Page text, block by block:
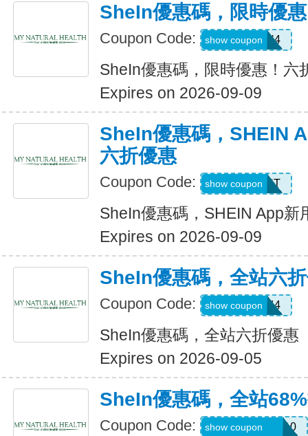
SheIn優惠碼，限時優
Coupon Code: HFNH4
show coupon
SheIn優惠碼，限時優惠！六
Expires on 2026-09-09
SheIn優惠碼，SHEIN
六折優惠
Coupon Code: D4K6T
show coupon
SheIn優惠碼，SHEIN App新
Expires on 2026-09-09
SheIn優惠碼，全站六
Coupon Code: V3A44
show coupon
SheIn優惠碼，全站六折優惠
Expires on 2026-09-05
SheIn優惠碼，全站
Coupon Code: uguszx26042210
show coupon